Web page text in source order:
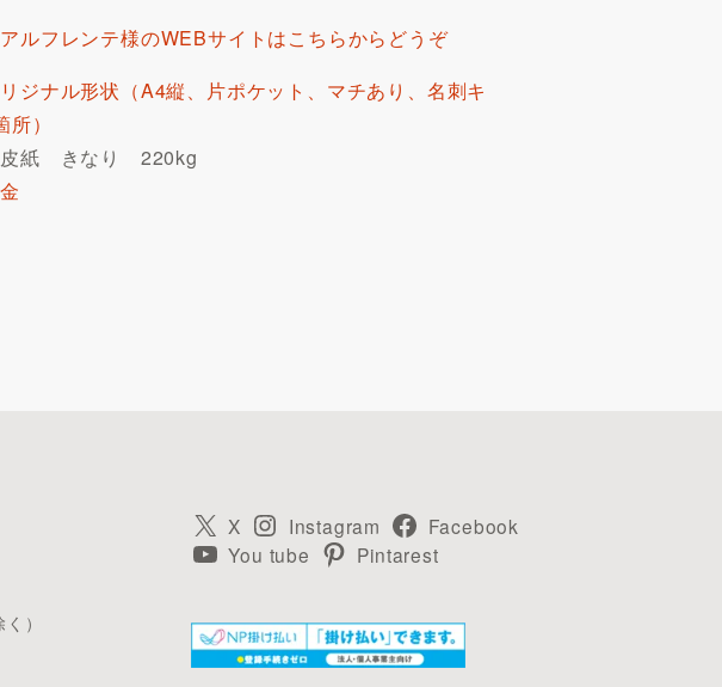
ルフレンテ様のWEBサイトはこちらからどうぞ
ジナル形状（A4縦、片ポケット、マチあり、名刺キ
）
皮紙 きなり 220kg
）
X Instagram
Facebook
You tube
Pintarest